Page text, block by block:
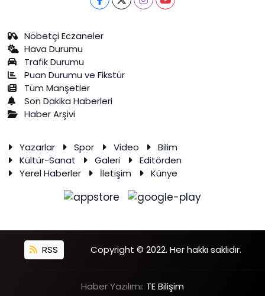
Nöbetçi Eczaneler
Hava Durumu
Trafik Durumu
Puan Durumu ve Fikstür
Tüm Manşetler
Son Dakika Haberleri
Haber Arşivi
Yazarlar Spor Video
Bilim
Kültür-Sanat
Galeri
Editörden
Yerel Haberler
İletişim Künye
RSS Copyright © 2022. Her hakkı saklıdır.
Haber Yazılımı: TE Bilişim